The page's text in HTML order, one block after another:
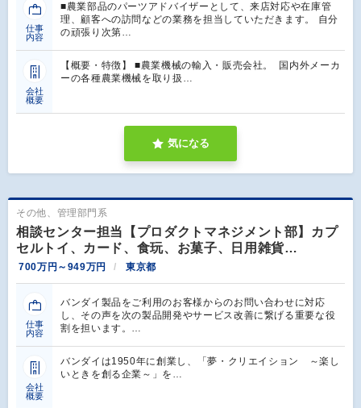
仕事
内容
■農業部品のパーツアドバイザーとして、来店対応や在庫管
理、顧客への訪問などの業務を担当していただきます。 自分
の頑張り次第…
会社
概要
【概要・特徴】 ■農業機械の輸入・販売会社。 国内外メーカ
ーの各種農業機械を取り扱…
気になる
その他、管理部門系
相談センター担当【プロダクトマネジメント部】カプ
セルトイ、カード、食玩、お菓子、日用雑貨…
700万円～949万円 東京都
仕事
内容
バンダイ製品をご利用のお客様からのお問い合わせに対応
し、その声を次の製品開発やサービス改善に繋げる重要な役
割を担います。…
会社
概要
バンダイは1950年に創業し、「夢・クリエイション ～楽し
いときを創る企業～」を…